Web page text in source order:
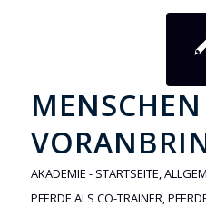
MENSCHEN
AKADEMIE - STARTSEITE,
PFERDE ALS CO-TRAINER,